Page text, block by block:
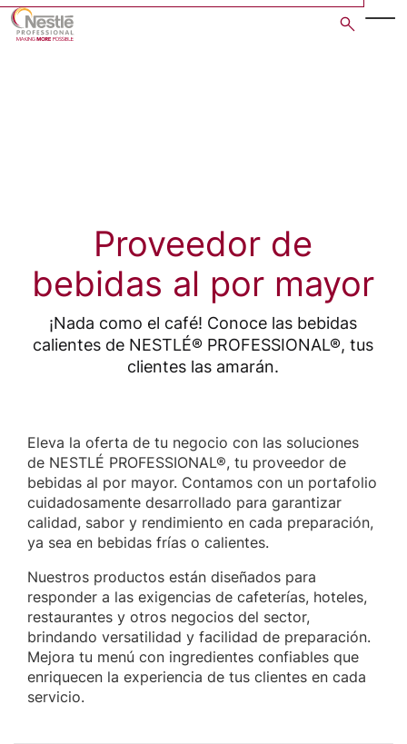
Skip
Proveedor de
bebidas al por mayor
¡Nada como el café! Conoce las bebidas
calientes de NESTLÉ® PROFESSIONAL®, tus
clientes las amarán.
Eleva la oferta de tu negocio con las soluciones
de NESTLÉ PROFESSIONAL®, tu proveedor de
bebidas al por mayor. Contamos con un portafolio
cuidadosamente desarrollado para garantizar
calidad, sabor y rendimiento en cada preparación,
ya sea en bebidas frías o calientes.
Nuestros productos están diseñados para
responder a las exigencias de cafeterías, hoteles,
restaurantes y otros negocios del sector,
brindando versatilidad y facilidad de preparación.
Mejora tu menú con ingredientes confiables que
enriquecen la experiencia de tus clientes en cada
servicio.